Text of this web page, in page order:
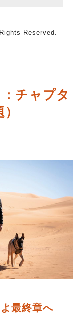
Reserved.
チャプタ
最終章へ